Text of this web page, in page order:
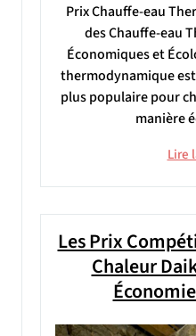
Prix Chauffe-eau
des Chauffe-eau
Économiques et
thermodynamique
plus populaire pour
manière
Lire
Les Prix
Chaleur